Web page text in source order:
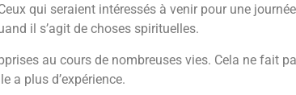
qui seraient intéressés à venir pour une
il s’agit de choses spirituelles.
au cours de nombreuses vies. Cela ne fait
a plus d’expérience.